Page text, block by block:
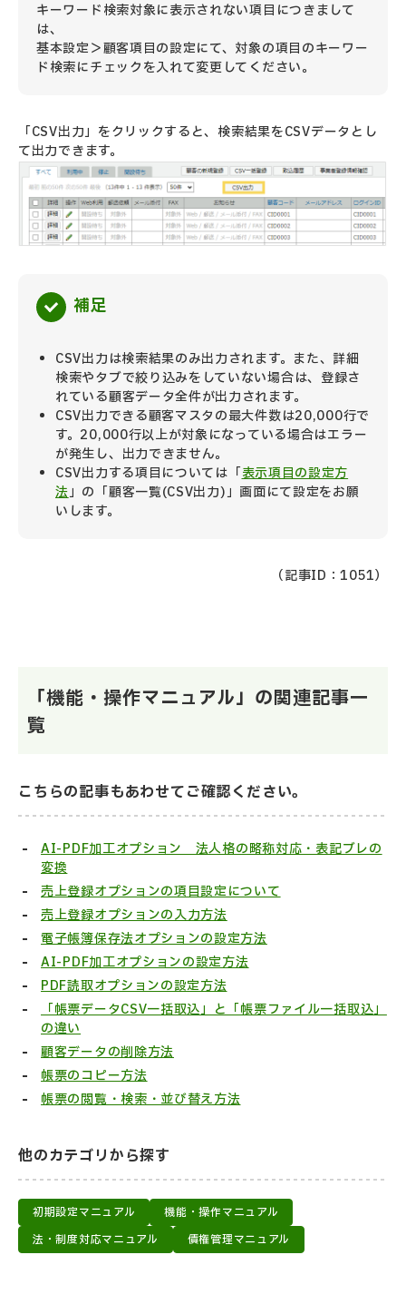
キーワード検索対象に表示されない項目につきまして
は、
基本設定＞顧客項目の設定にて、対象の項目のキーワー
ド検索にチェックを入れて変更してください。
「CSV出力」をクリックすると、検索結果をCSVデータとし
て出力できます。
補足
CSV出力は検索結果のみ出力されます。また、詳細
検索やタブで絞り込みをしていない場合は、登録さ
れている顧客データ全件が出力されます。
CSV出力できる顧客マスタの最大件数は20,000行で
す。20,000行以上が対象になっている場合はエラー
が発生し、出力できません。
CSV出力する項目については「表示項目の設定方
法」の「顧客一覧(CSV出力)」画面にて設定をお願
いします。
（記事ID：1051）
「機能・操作マニュアル」の関連記事一
覧
こちらの記事もあわせてご確認ください。
AI-PDF加工オプション 法人格の略称対応・表記ブレの
変換
売上登録オプションの項目設定について
売上登録オプションの入力方法
電子帳簿保存法オプションの設定方法
AI-PDF加工オプションの設定方法
PDF読取オプションの設定方法
「帳票データCSV一括取込」と「帳票ファイル一括取込」
の違い
顧客データの削除方法
帳票のコピー方法
帳票の閲覧・検索・並び替え方法
他のカテゴリから探す
初期設定マニュアル
機能・操作マニュアル
法・制度対応マニュアル
債権管理マニュアル